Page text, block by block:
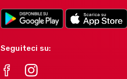
Seguiteci su: